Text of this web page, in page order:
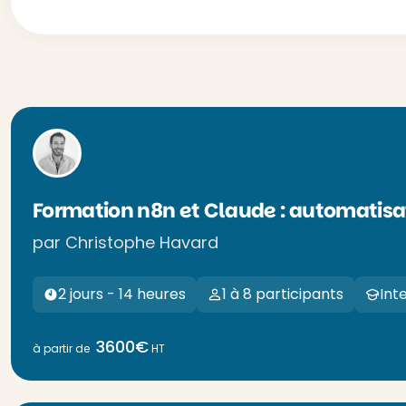
Formation n8n et Claude :
par Christophe Havard
2 jours - 14 heures 1 à 8 participants
à partir de 3600€HT